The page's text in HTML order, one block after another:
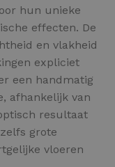
hun unieke
effecten. De
en vlakheid
expliciet
een handmatig
afhankelijk van
resultaat
grote
vloeren